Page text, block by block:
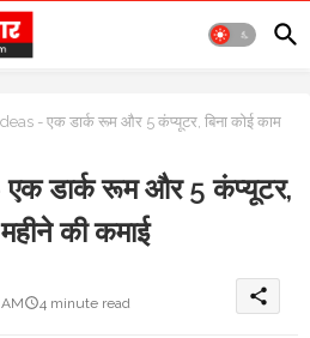
- एक डार्क रूम और 5 कंप्यूटर, बिना कोई काम
डार्क रूम और 5 कंप्यूटर,
की कमाई
4 minute read share